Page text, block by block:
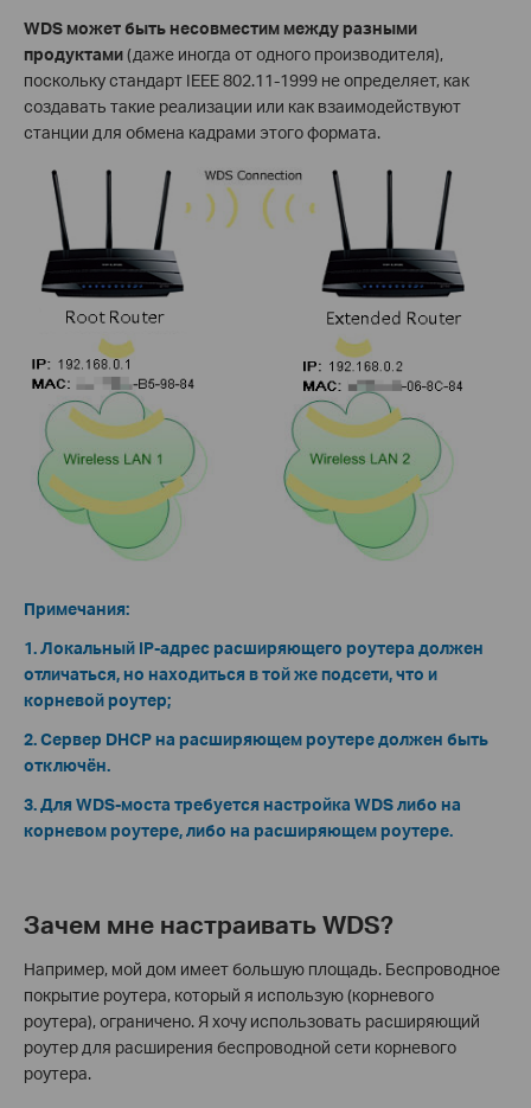
WDS может быть несовместим между разными
продуктами(даже иногда от одного производителя),
поскольку стандарт IEEE 802.11-1999 не определяет, как
создавать такие реализации или как взаимодействуют
станции для обмена кадрами этого формата.
Примечания:
1. Локальный IP-адрес расширяющего роутера должен
отличаться, но находиться в той же подсети, что и
корневой роутер;
2. Сервер DHCP на расширяющем роутере должен быть
отключён.
3. Для WDS-моста требуется настройка WDS либо на
корневом роутере, либо на расширяющем роутере.
Зачем мне настраивать WDS?
Например, мой дом имеет большую площадь. Беспроводное
покрытие роутера, который я использую (корневого
роутера), ограничено. Я хочу использовать расширяющий
роутер для расширения беспроводной сети корневого
роутера.